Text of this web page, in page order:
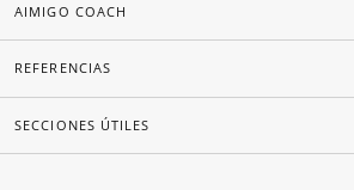
AIMIGO COACH
REFERENCIAS
SECCIONES ÚTILES